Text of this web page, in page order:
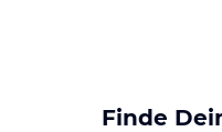
Finde